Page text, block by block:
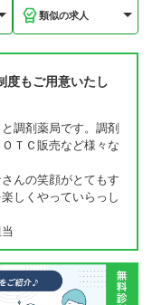
類似の求人
度もご用意いたし
調剤薬局です。調剤
ＴＣ販売など様々な
んの笑顔がとてもす
しくやっていらっし